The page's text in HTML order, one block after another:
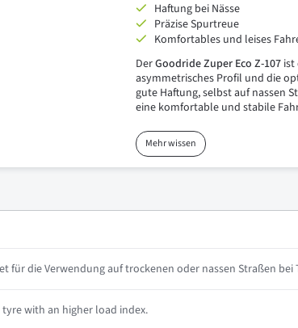
Haftung bei Nässe
Präzise Spurtreue
Komfortables und leises
DerGoodride Zuper Eco Z-107ist
asymmetrisches Profil und die
gute Haftung, selbst auf nassen
eine komfortable und stabile
Mehr wissen
für die Verwendung auf trockenen oder nassen Straßen
tyre with an higher load index.